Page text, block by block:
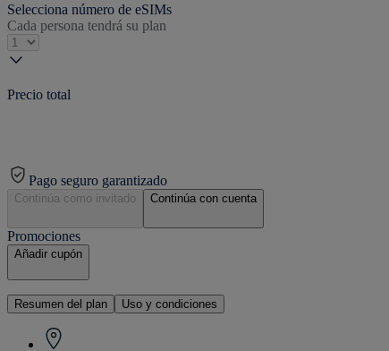
Selecciona número de eSIMs
Cada persona tendrá su plan
Precio total
Pago seguro garantizado
Continúa como invitado Continúa con cuenta
Promociones
Añadir cupón
Resumen del plan Uso y condiciones